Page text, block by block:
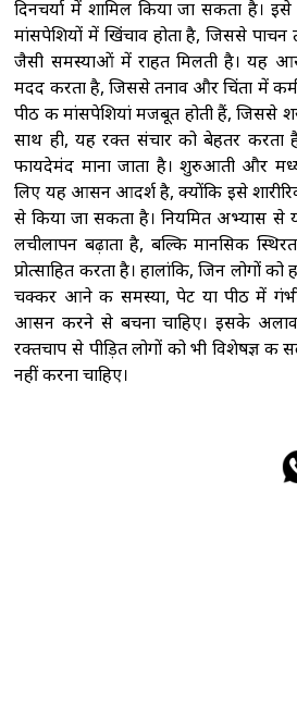
दिनचर्या में शामिल किया जा सकता है।
मांसपेशियों में खिंचाव होता है, जिससे
जैसी समस्याओं में राहत मिलती है। यह
मदद करता है, जिससे तनाव और चिंता में
पीठ की मांसपेशियां मजबूत होती हैं, जिससे
साथ ही, यह रक्त संचार को बेहतर करता
फायदेमंद माना जाता है। शुरुआती और
लिए यह आसन आदर्श है, क्योंकि इसे
से किया जा सकता है। नियमित अभ्यास
लचीलापन बढ़ाता है, बल्कि मानसिक
प्रोत्साहित करता है। हालांकि, जिन लोगों को
चक्कर आने की समस्या, पेट या पीठ में
आसन करने से बचना चाहिए। इसके
रक्तचाप से पीड़ित लोगों को भी विशेषज्ञ
नहीं करना चाहिए।